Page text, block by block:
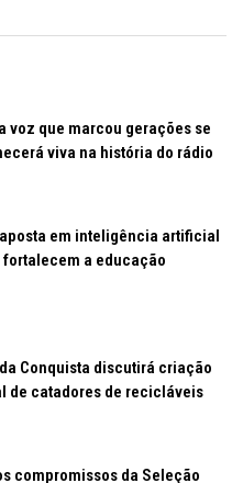
voz que marcou gerações se
viva na história do rádio
em inteligência artificial
a educação
Conquista discutirá criação
de catadores de recicláveis
compromissos da Seleção